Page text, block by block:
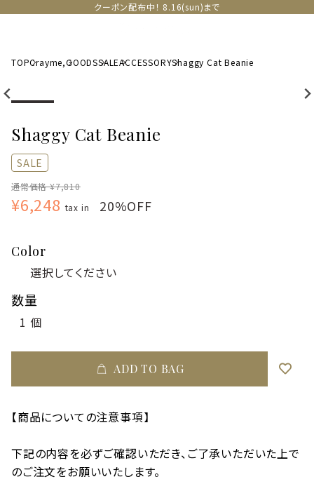
クーポン配布中！ 8.16(sun)まで
TOPCrayme,GOODSSALEACCESSORYShaggy Cat Beanie
Shaggy Cat Beanie
SALE
通常価格 ¥7,810
¥6,248 tax in 20%OFF
Color
数量
ADD TO BAG
【商品についての注意事項】
下記の内容を必ずご確認いただき、ご了承いただいた上で
のご注文をお願いいたします。